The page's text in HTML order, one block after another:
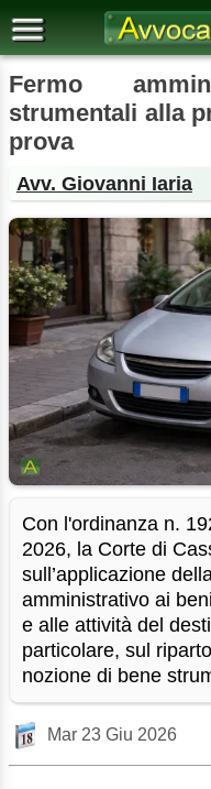
Fermo
strumentali alla
prova
Avv. Giovanni Iaria
Con l'ordinanza n.
2026, la Corte di
sull’applicazione
amministrativo ai
e alle attività del
particolare, sul
nozione di bene
Mar 23 Giu 2026